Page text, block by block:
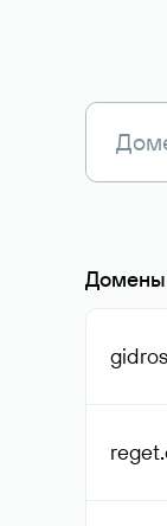
Домены
reget